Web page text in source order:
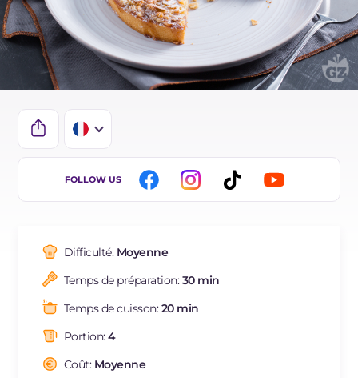
IT
ES
DE
NL
FOLLOW US
Difficulté: Moyenne
Temps de préparation:30 min
Temps de cuisson:20 min
Portion:4
Coût: Moyenne